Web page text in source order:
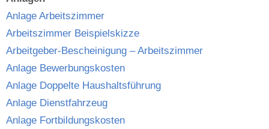
Anlage Arbeitszimmer
Arbeitszimmer Beispielskizze
Arbeitgeber-Bescheinigung – Arbeitszimmer
Anlage Bewerbungskosten
Anlage Doppelte Haushaltsführung
Anlage Dienstfahrzeug
Anlage Fortbildungskosten